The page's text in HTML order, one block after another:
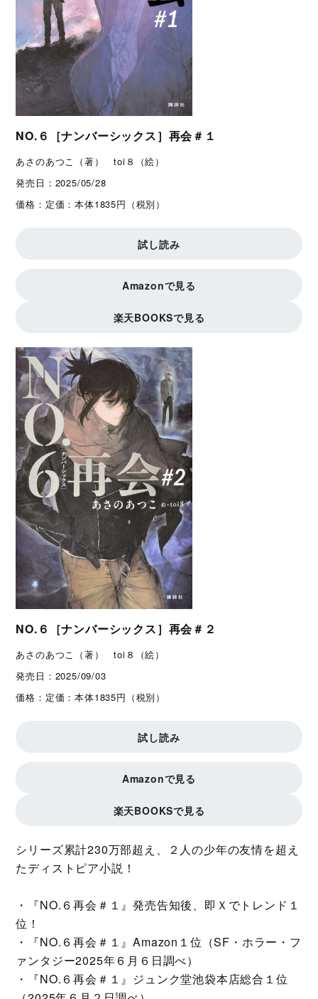
NO.６［ナンバーシックス］再会＃１
あさのあつこ（著） toi８（絵）
発売日： 2025/05/28
価格： 定価：本体1835円（税別）
試し読み
Amazonで見る
楽天BOOKSで見る
NO.６［ナンバーシックス］再会＃２
あさのあつこ（著） toi８（絵）
発売日： 2025/09/03
価格： 定価：本体1835円（税別）
試し読み
Amazonで見る
楽天BOOKSで見る
シリーズ累計230万部超え、２人の少年の友情を超え
たディストピア小説！
・『NO.６再会＃１』発売告知後、即Ｘでトレンド１
位！
・『NO.６再会＃１』Amazon１位（SF・ホラー・フ
ァンタジー2025年６月６日調べ）
・『NO.６再会＃１』ジュンク堂池袋本店総合１位